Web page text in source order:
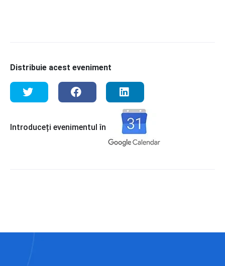
Distribuie acest eveniment
Introduceți evenimentul în